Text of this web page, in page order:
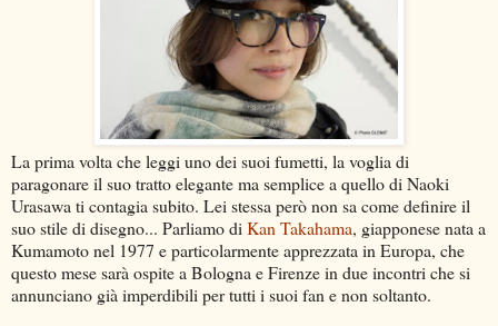
La prima volta che leggi uno dei suoi fumetti, la voglia di
paragonare il suo tratto elegante ma semplice a quello di Naoki
Urasawa ti contagia subito. Lei stessa però non sa come definire il
suo stile di disegno... Parliamo diKan Takahama, giapponese nata a
Kumamoto nel 1977 e particolarmente apprezzata in Europa, che
questo mese sarà ospite a Bologna e Firenze in due incontri che si
annunciano già imperdibili per tutti i suoi fan e non soltanto.